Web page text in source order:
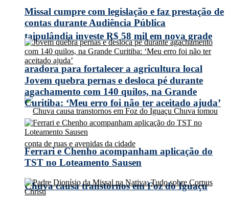
taipulândia investe R$ 58 mil em nova grade
aradora para fortalecer a agricultura local
Chuva causa transtornos em Foz do Iguaçu
Missal cumpre com legislação e faz prestação de
contas durante Audiência Pública
Jovem quebra pernas e desloca pé durante
agachamento com 140 quilos, na Grande
Curitiba: ‘Meu erro foi não ter aceitado ajuda’
Ferrari e Chenho acompanham aplicação do
TST no Loteamento Sausen